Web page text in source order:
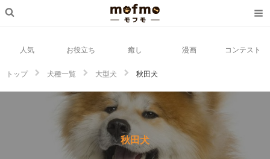
人気 お役立ち 癒し 漫画 コンテスト
トップ 犬種一覧 大型犬 秋田犬
秋田犬